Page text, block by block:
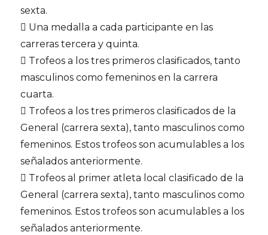
sexta.
 Una medalla a cada participante en las
carreras tercera y quinta.
 Trofeos a los tres primeros clasificados, tanto
masculinos como femeninos en la carrera
cuarta.
 Trofeos a los tres primeros clasificados de la
General (carrera sexta), tanto masculinos como
femeninos. Estos trofeos son acumulables a los
señalados anteriormente.
 Trofeos al primer atleta local clasificado de la
General (carrera sexta), tanto masculinos como
femeninos. Estos trofeos son acumulables a los
señalados anteriormente.